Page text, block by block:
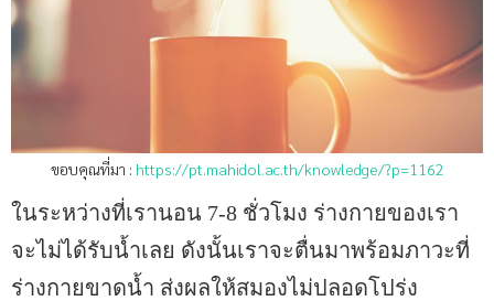
ขอบคุณที่มา : https://pt.mahidol.ac.th/knowledge/?p=1162
ในระหว่างที่เรานอน 7-8 ชั่วโมง ร่างกายของเรา
จะไม่ได้รับน้ำเลย ดังนั้นเราจะตื่นมาพร้อมภาวะที่
ร่างกายขาดน้ำ ส่งผลให้สมองไม่ปลอดโปร่ง